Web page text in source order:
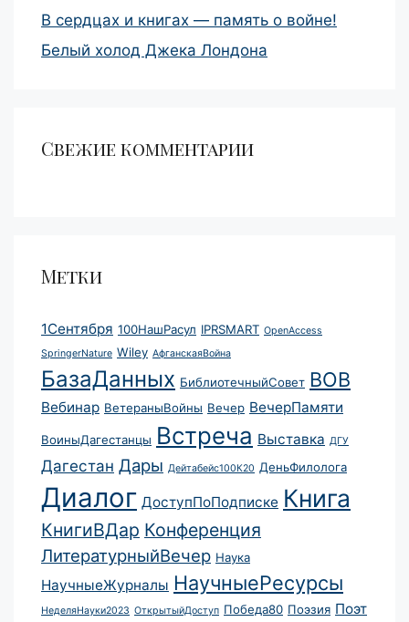
В сердцах и книгах — память о войне!
Белый холод Джека Лондона
Свежие комментарии
Метки
1Сентября 100НашРасул IPRSMART OpenAccess
SpringerNature Wiley АфганскаяВойна
БазаДанных БиблиотечныйСовет ВОВ
Вебинар ВетераныВойны Вечер ВечерПамяти
ВоиныДагестанцы Встреча Выставка ДГУ
Дагестан Дары Дейтабейс100К20 ДеньФилолога
Диалог ДоступПоПодписке Книга
КнигиВДар Конференция
ЛитературныйВечер Наука
НаучныеЖурналы НаучныеРесурсы
НеделяНауки2023 ОткрытыйДоступ Победа80 Поэзия Поэт